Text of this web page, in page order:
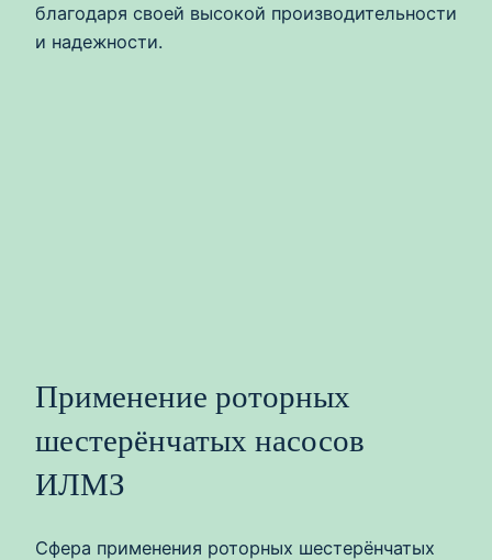
благодаря своей высокой производительности
и надежности.
Применение роторных
шестерёнчатых насосов
ИЛМЗ
Сфера применения роторных шестерёнчатых